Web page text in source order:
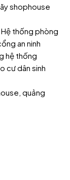
shophouse
Hệ thống phòng
an ninh
hệ thống
cư dân sinh
quảng